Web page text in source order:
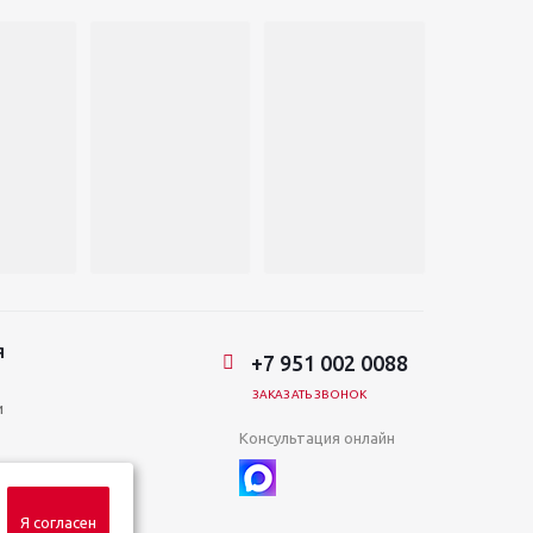
+7 951 002 0088
ЗАКАЗАТЬ ЗВОНОК
Консультация онлайн
Я согласен